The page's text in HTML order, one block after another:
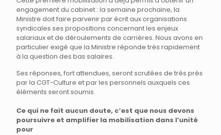
engagement du cabinet : la semaine prochaine, la
Ministre doit faire parvenir par écrit aux organisations
syndicales ses propositions concernant les enjeux
salariaux et de déroulements de carrières. Nous avons en
particulier exigé que la Ministre réponde très rapidement
à la question des bas salaires.
Ses réponses, fort attendues, seront scrutées de très près
par la CGT-Culture et par les personnels auxquels ces
éléments seront soumis.
Ce qui ne fait aucun doute, c’est que nous devons
poursuivre et amplifier la mobilisation dans l’unité
pour